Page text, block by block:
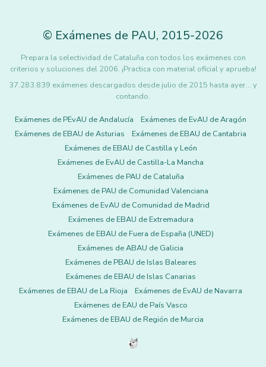
© Exámenes de PAU, 2015-2026
Prepara la selectividad de Cataluña con todos los exámenes con
criterios y soluciones del 2006. ¡Practica con material oficial y aprueba!
37.283.839 exámenes descargados desde julio de 2015 hasta ayer... y
contando.
Exámenes de PEvAU de Andalucía
Exámenes de EvAU de Aragón
Exámenes de EBAU de Asturias
Exámenes de EBAU de Cantabria
Exámenes de EBAU de Castilla y León
Exámenes de EvAU de Castilla-La Mancha
Exámenes de PAU de Cataluña
Exámenes de PAU de Comunidad Valenciana
Exámenes de EvAU de Comunidad de Madrid
Exámenes de EBAU de Extremadura
Exámenes de EBAU de Fuera de España (UNED)
Exámenes de ABAU de Galicia
Exámenes de PBAU de Islas Baleares
Exámenes de EBAU de Islas Canarias
Exámenes de EBAU de La Rioja
Exámenes de EvAU de Navarra
Exámenes de EAU de País Vasco
Exámenes de EBAU de Región de Murcia